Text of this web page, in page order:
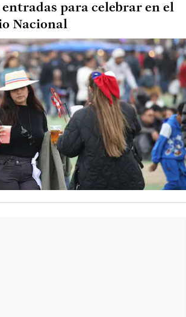
entradas para celebrar en el
Nacional